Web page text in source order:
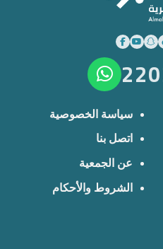
سياسة الخصوصية
اتصل بنا
عن الجمعية
الشروط والأحكام